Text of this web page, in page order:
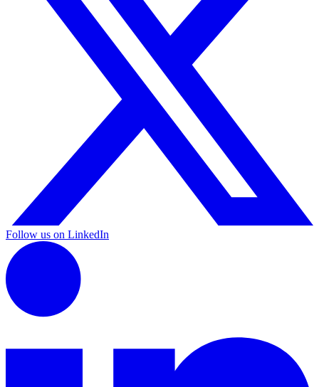
Follow us on LinkedIn